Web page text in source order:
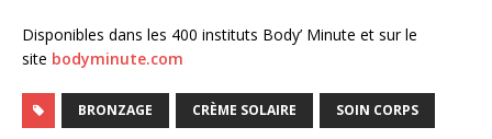
Disponibles dans les 400 instituts Body’ Minute et sur le
site bodyminute.com
BRONZAGE CRÈME SOLAIRE SOIN CORPS